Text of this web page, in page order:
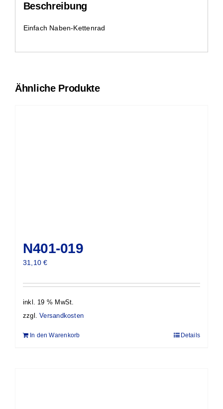
Beschreibung
Einfach Naben-Kettenrad
Ähnliche Produkte
N401-019
31,10€
inkl. 19 % MwSt.
zzgl.Versandkosten
In den Warenkorb Details